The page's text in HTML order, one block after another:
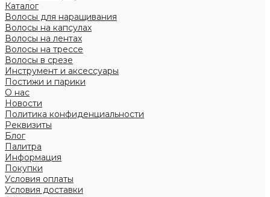
Каталог
Волосы для наращивания
Волосы на капсулах
Волосы на лентах
Волосы на трессе
Волосы в срезе
Инструмент и аксессуары
Постижи и парики
О нас
Новости
Политика конфиденциальности
Реквизиты
Блог
Палитра
Информация
Покупки
Условия оплаты
Условия доставки